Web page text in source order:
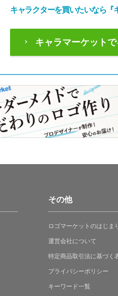
キャラクターを買いたいなら
キャラマーケット
その他
ロゴマーケットのはじま
運営会社について
特定商品取引法に基づく
プライバシーポリシー
キーワード一覧